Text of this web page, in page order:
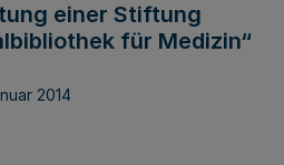
einer Stiftung
für Medizin“
2014